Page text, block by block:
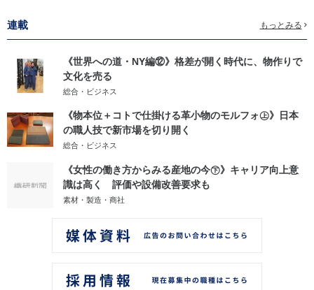
連載 もっとみる
《世界への道・NY編⑫》格差が開く時代に、物作りで
文化を売る
総合・ビジネス
《物本位＋コトで仕掛ける革小物のモルフォ㊤》日本
の職人技で新市場を切り開く
総合・ビジネス
《女性の働き方からみる産地の今㊦》キャリア向上意
識は高く 評価や設備改善要求も
素材・製造・商社